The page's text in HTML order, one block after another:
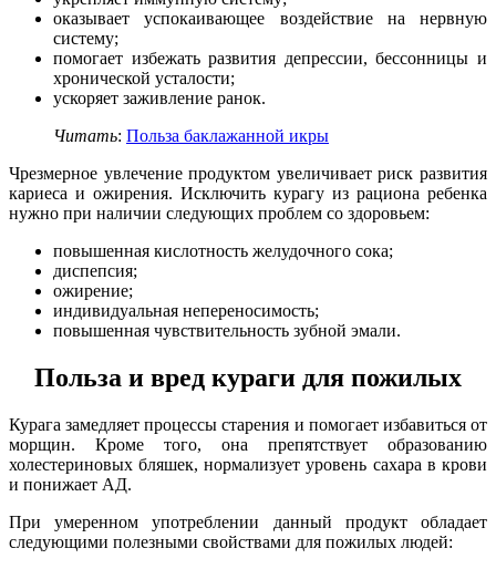
оказывает успокаивающее воздействие на нервную
систему;
помогает избежать развития депрессии, бессонницы и
хронической усталости;
ускоряет заживление ранок.
Читать: Польза баклажанной икры
Чрезмерное увлечение продуктом увеличивает риск развития
кариеса и ожирения. Исключить курагу из рациона ребенка
нужно при наличии следующих проблем со здоровьем:
повышенная кислотность желудочного сока;
диспепсия;
ожирение;
индивидуальная непереносимость;
повышенная чувствительность зубной эмали.
Польза и вред кураги для пожилых
Курага замедляет процессы старения и помогает избавиться от
морщин. Кроме того, она препятствует образованию
холестериновых бляшек, нормализует уровень сахара в крови
и понижает АД.
При умеренном употреблении данный продукт обладает
следующими полезными свойствами для пожилых людей: